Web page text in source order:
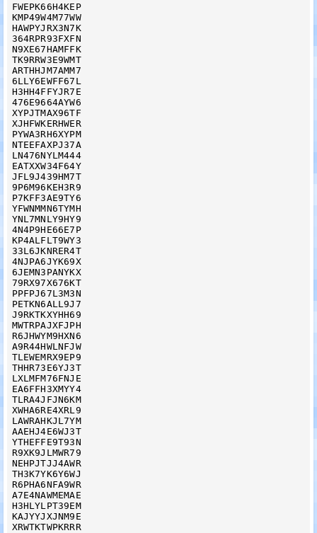
FWEPK66H4KEP
KMP49W4M77WW
HAWPYJRX3N7K
364RPR93FXFN
N9XE67HAMFFK
TK9RRW3E9WMT
ARTHHJM7AMM7
6LLY6EWFF67L
H3HH4FFYJR7E
476E9664AYW6
XYPJTMAX96TF
XJHFWKERHWER
PYWA3RH6XYPM
NTEEFAXPJ37A
LN476NYLM444
EATXXW34F64Y
JFL9J439HM7T
9P6M96KEH3R9
P7KFF3AE9TY6
YFWNMMN6TYMH
YNL7MNLY9HY9
4N4P9HE66E7P
KP4ALFLT9WY3
33L6JKNRER4T
4NJPA6JYK69X
6JEMN3PANYKX
79RX97X676KT
PPFPJ67L3M3N
PETKN6ALL9J7
J9RKTKXYHH69
MWTRPAJXFJPH
R6JHWYM9HXN6
A9R44HWLNFJW
TLEWEMRX9EP9
THHR73E6YJ3T
LXLMFM76FNJE
EA6FFH3XMYY4
TLRA4JFJN6KM
XWHA6RE4XRL9
LAWRAHKJL7YM
AAEHJ4E6WJ3T
YTHEFFE9T93N
R9XK9JLMWR79
NEHPJTJJ4AWR
TH3K7YK6Y6WJ
R6PHA6NFA9WR
A7E4NAWMEMAE
H3HLYLPT39EM
KAJYYJXJNM9E
XRWTKTWPKRRR